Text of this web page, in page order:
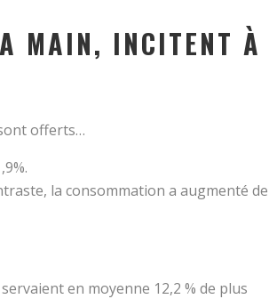
MAIN, INCITENT À
offerts…
la consommation a augmenté de
en moyenne 12,2 % de plus